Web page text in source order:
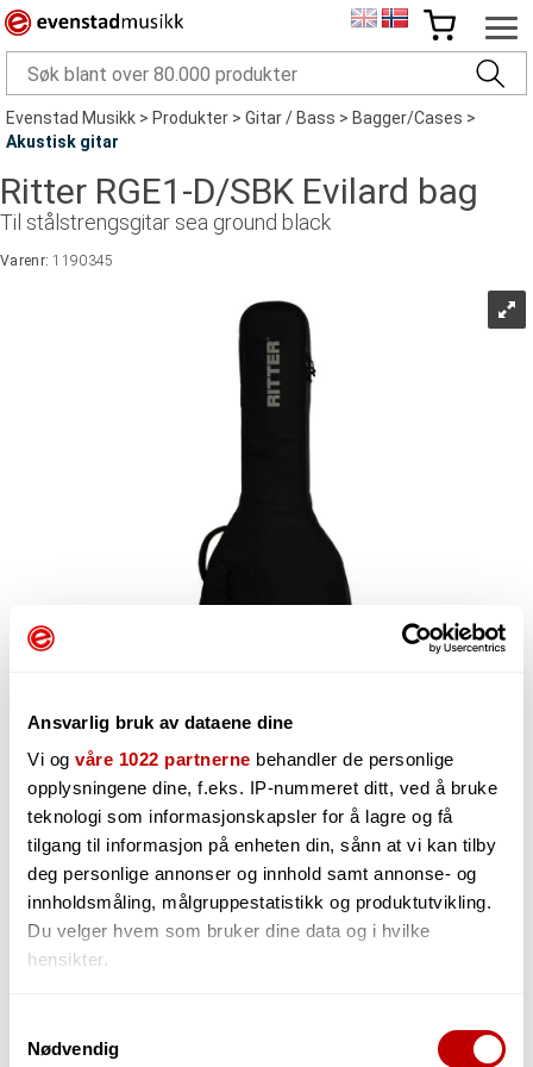
Ansvarlig bruk av dataene dine
Vi og våre 1022 partnerne behandler de personlige
opplysningene dine, f.eks. IP-nummeret ditt, ved å bruke
teknologi som informasjonskapsler for å lagre og få
tilgang til informasjon på enheten din, sånn at vi kan tilby
deg personlige annonser og innhold samt annonse- og
innholdsmåling, målgruppestatistikk og produktutvikling.
Du velger hvem som bruker dine data og i hvilke
hensikter.
Innhente informasjon om den geografiske
Nødvendig
Evenstad Musikk>Produkter>Gitar / Bass>Bagger/Cases>
Akustisk gitar
Ritter RGE1-D/SBK Evilard bag
Til stålstrengsgitar sea ground black
Varenr:1190345
519,-